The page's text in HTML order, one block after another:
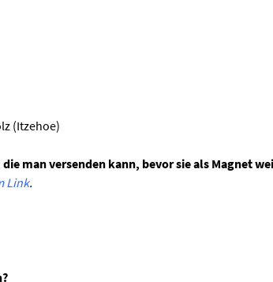
(Itzehoe)
man versenden kann, bevor sie als Magnet
Link.